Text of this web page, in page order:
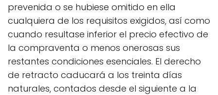
prevenida o se hubiese omitido en ella
cualquiera de los requisitos exigidos, así como
cuando resultase inferior el precio efectivo de
la compraventa o menos onerosas sus
restantes condiciones esenciales. El derecho
de retracto caducará a los treinta días
naturales, contados desde el siguiente a la